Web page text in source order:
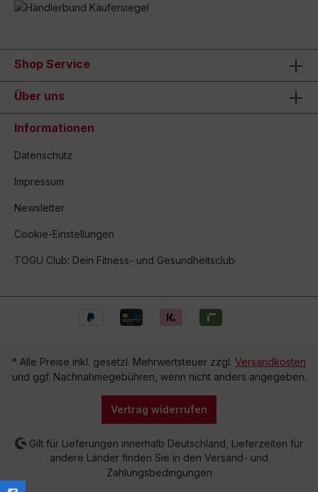
Shop Service
Über uns
Informationen
Datenschutz
Impressum
Newsletter
Cookie-Einstellungen
TOGU Club: Dein Fitness- und Gesundheitsclub
* Alle Preise inkl. gesetzl. Mehrwertsteuer zzgl. Versandkosten
und ggf. Nachnahmegebühren, wenn nicht anders angegeben.
Vertrag widerrufen
Gilt für Lieferungen innerhalb Deutschland, Lieferzeiten für
andere Länder finden Sie in den Versand- und
Zahlungsbedingungen